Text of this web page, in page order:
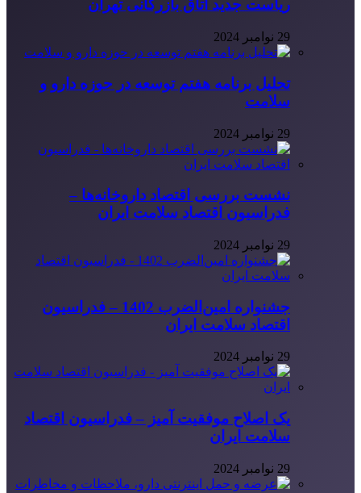
ریاست جدید اتاق بازرگانی تهران
29 نوامبر 2024
تحلیل برنامه هفتم توسعه در حوزه دارو و
سلامت
29 نوامبر 2024
نشست بررسی اقتصاد داروخانه‌ها –
فدراسیون اقتصاد سلامت ایران
29 نوامبر 2024
جشنواره امین‌الضرب 1402 – فدراسیون
اقتصاد سلامت ایران
29 نوامبر 2024
یک اصلاح موفقیت آمیز – فدراسیون اقتصاد
سلامت ایران
29 نوامبر 2024